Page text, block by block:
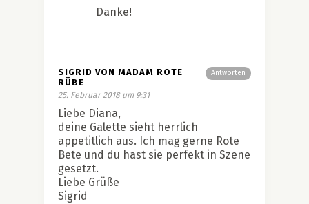
Danke!
Antworten
SIGRID VON MADAM ROTE
RÜBE
25. Februar 2018 um 9:31
Liebe Diana,
deine Galette sieht herrlich
appetitlich aus. Ich mag gerne Rote
Bete und du hast sie perfekt in Szene
gesetzt.
Liebe Grüße
Sigrid